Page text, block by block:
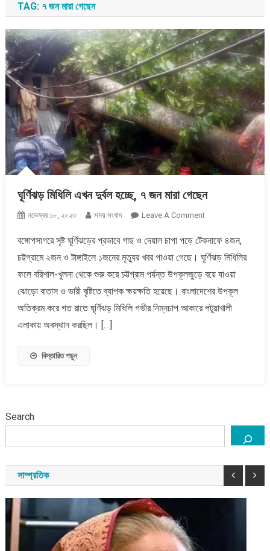
TAG: ৭ জন মারা গেছেন
ঘূর্ণিঝড় মিধিলি এখন দুর্বল হচ্ছে, ৭ জন মারা গেছেন
নভেম্বর ১৮, ২০২৩ সময় সংবাদ Leave A CommentOn
মিধিলি
এখন
৭
জন
বঙ্গোপসাগরে সৃষ্ট ঘূর্ণিঝড়ের প্রভাবে গাছ ও দেয়াল চাপা পড়ে টেকনাফে ৪জন,
চট্টগ্রামে ২জন ও টাঙ্গাইলে ১জনের মৃত্যুর খবর পাওয়া গেছে। ঘূর্ণিঝড় মিধিলির
ফলে বরিশাল-খুলনা থেকে শুরু করে চট্টগ্রাম পর্যন্ত উপকূলজুড়ে বয়ে যাওয়া
ঝোড়ো বাতাস ও ভারী বৃষ্টিতে ব্যাপক ক্ষয়ক্ষতি হয়েছে। বাংলাদেশের উপকূল
অতিক্রম করে গত রাতে ঘূর্ণিঝড় মিধিলি গভীর নিম্নচাপ আকারে পটুয়াখালী
এলাকায় অবস্থান করছিল। […]
বিস্তারিত পড়ুন
Search
সাম্প্রতিক